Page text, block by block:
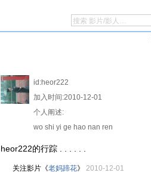
id:heor222
加入时间:2010-12-01
个人阐述:
wo shi yi ge hao nan ren
heor222的行踪 . . . . . .
关注影片《老妈蹄花》 2010-12-01